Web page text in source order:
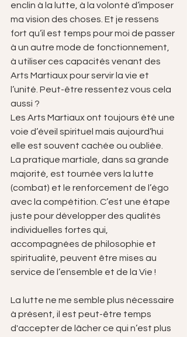
enclin à la lutte, à la volonté d’imposer
ma vision des choses. Et je ressens
fort qu’il est temps pour moi de passer
à un autre mode de fonctionnement,
à utiliser ces capacités venant des
Arts Martiaux pour servir la vie et
l’unité. Peut-être ressentez vous cela
aussi ?
Les Arts Martiaux ont toujours été une
voie d’éveil spirituel mais aujourd’hui
elle est souvent cachée ou oubliée.
La pratique martiale, dans sa grande
majorité, est tournée vers la lutte
(combat) et le renforcement de l’égo
avec la compétition. C’est une étape
juste pour développer des qualités
individuelles fortes qui,
accompagnées de philosophie et
spiritualité, peuvent être mises au
service de l’ensemble et de la Vie !
La lutte ne me semble plus nécessaire
à présent, il est peut-être temps
d'accepter de lâcher ce qui n’est plus